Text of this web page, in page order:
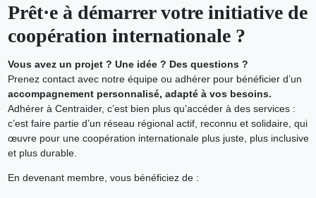
Prêt·e à démarrer votre initiative de
coopération internationale ?
Vous avez un projet ? Une idée ? Des questions ?
Prenez contact avec notre équipe ou adhérer pour bénéficier d’un
accompagnement personnalisé, adapté à vos besoins.
Adhérer à Centraider, c’est bien plus qu’accéder à des services :
c’est faire partie d’un réseau régional actif, reconnu et solidaire, qui
œuvre pour une coopération internationale plus juste, plus inclusive
et plus durable.
En devenant membre, vous bénéficiez de :